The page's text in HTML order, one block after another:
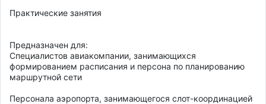
Практические занятия
Предназначен для:
Специалистов авиакомпании, занимающихся
формированием расписания и персона по планированию
маршрутной сети
Персонала аэропорта, занимающегося слот-координацией